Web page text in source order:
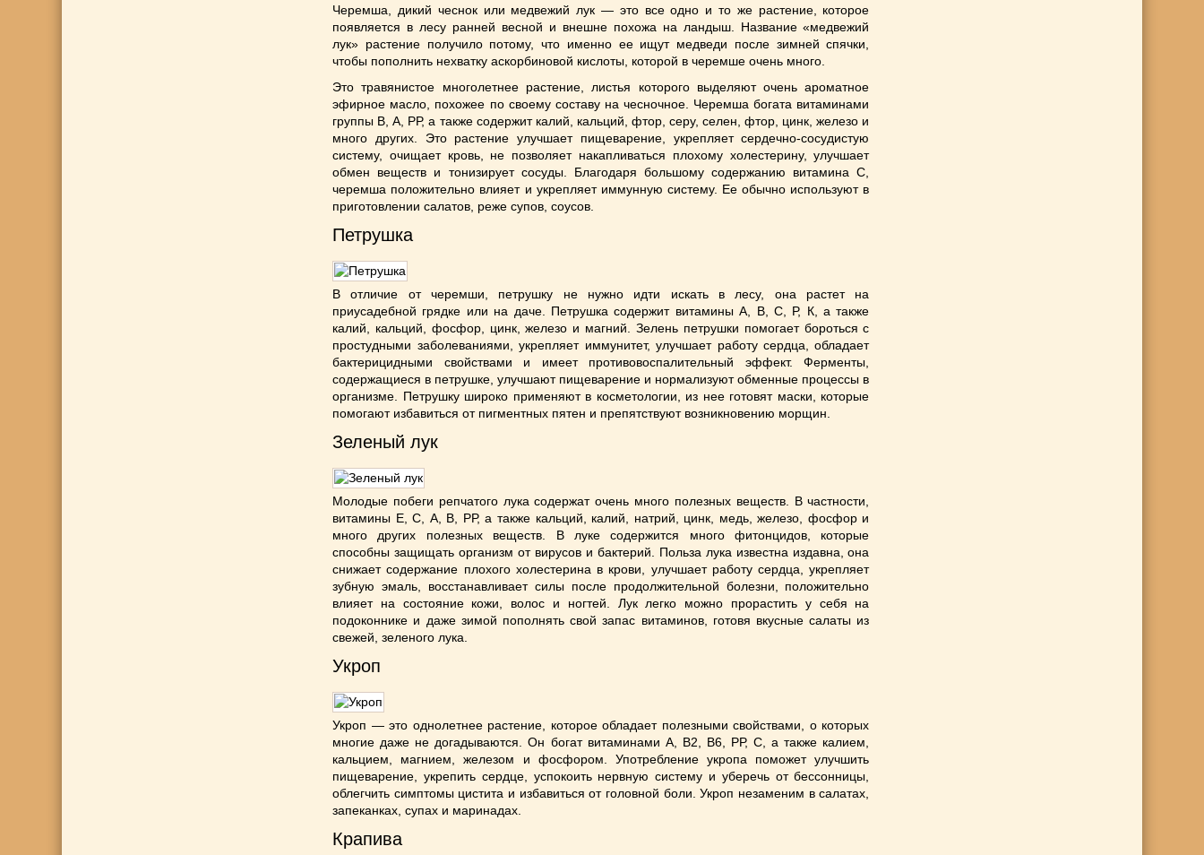
Черемша, дикий чеснок или медвежий лук — это все одно и то же растение, которое
появляется в лесу ранней весной и внешне похожа на ландыш. Название «медвежий
лук» растение получило потому, что именно ее ищут медведи после зимней спячки,
чтобы пополнить нехватку аскорбиновой кислоты, которой в черемше очень много.
Это травянистое многолетнее растение, листья которого выделяют очень ароматное
эфирное масло, похожее по своему составу на чесночное. Черемша богата витаминами
группы В, А, РР, а также содержит калий, кальций, фтор, серу, селен, фтор, цинк, железо и
много других. Это растение улучшает пищеварение, укрепляет сердечно-сосудистую
систему, очищает кровь, не позволяет накапливаться плохому холестерину, улучшает
обмен веществ и тонизирует сосуды. Благодаря большому содержанию витамина С,
черемша положительно влияет и укрепляет иммунную систему. Ее обычно используют в
приготовлении салатов, реже супов, соусов.
Петрушка
В отличие от черемши, петрушку не нужно идти искать в лесу, она растет на
приусадебной грядке или на даче. Петрушка содержит витамины А, В, С, Р, К, а также
калий, кальций, фосфор, цинк, железо и магний. Зелень петрушки помогает бороться с
простудными заболеваниями, укрепляет иммунитет, улучшает работу сердца, обладает
бактерицидными свойствами и имеет противовоспалительный эффект. Ферменты,
содержащиеся в петрушке, улучшают пищеварение и нормализуют обменные процессы в
организме. Петрушку широко применяют в косметологии, из нее готовят маски, которые
помогают избавиться от пигментных пятен и препятствуют возникновению морщин.
Зеленый лук
Молодые побеги репчатого лука содержат очень много полезных веществ. В частности,
витамины Е, С, А, В, РР, а также кальций, калий, натрий, цинк, медь, железо, фосфор и
много других полезных веществ. В луке содержится много фитонцидов, которые
способны защищать организм от вирусов и бактерий. Польза лука известна издавна, она
снижает содержание плохого холестерина в крови, улучшает работу сердца, укрепляет
зубную эмаль, восстанавливает силы после продолжительной болезни, положительно
влияет на состояние кожи, волос и ногтей. Лук легко можно прорастить у себя на
подоконнике и даже зимой пополнять свой запас витаминов, готовя вкусные салаты из
свежей, зеленого лука.
Укроп
Укроп — это однолетнее растение, которое обладает полезными свойствами, о которых
многие даже не догадываются. Он богат витаминами А, В2, В6, РР, С, а также калием,
кальцием, магнием, железом и фосфором. Употребление укропа поможет улучшить
пищеварение, укрепить сердце, успокоить нервную систему и уберечь от бессонницы,
облегчить симптомы цистита и избавиться от головной боли. Укроп незаменим в салатах,
запеканках, супах и маринадах.
Крапива